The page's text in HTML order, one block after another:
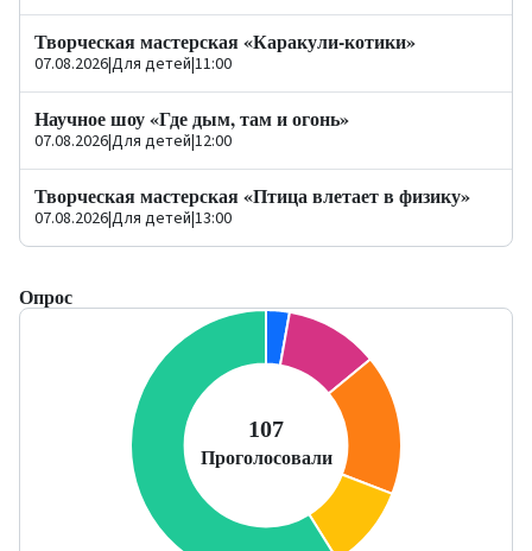
Творческая мастерская «Каракули-котики»
07.08.2026|Для детей|11:00
Научное шоу «Где дым, там и огонь»
07.08.2026|Для детей|12:00
Творческая мастерская «Птица влетает в физику»
07.08.2026|Для детей|13:00
Опрос